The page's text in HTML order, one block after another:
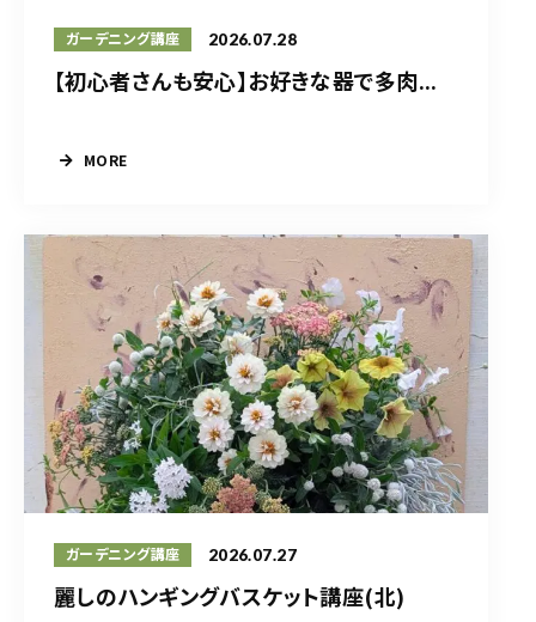
ガーデニング講座 2026.07.28
【初心者さんも安心】お好きな器で多肉...
MORE
ガーデニング講座 2026.07.27
麗しのハンギングバスケット講座(北)